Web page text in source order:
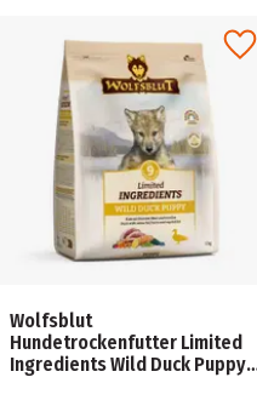
Wolfsblut
Hundetrockenfutter Limited
Ingredients Wild Duck Puppy